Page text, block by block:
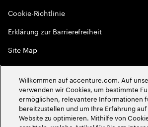
Cookie-Richtlinie
Erklärung zur Barrierefreiheit
Site Map
Globale Meritokratie
2026Accenture. Alle Rechte vorbehalten
Willkommen auf accenture.com. Auf
verwenden wir Cookies, um bestimmte
ermöglichen, relevantere Informationen
bereitzustellen und um Ihre Erfahrung
Website zu optimieren. Mithilfe von